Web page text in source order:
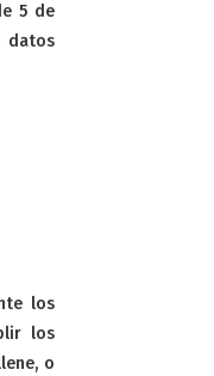
5 de
datos
los
los
o